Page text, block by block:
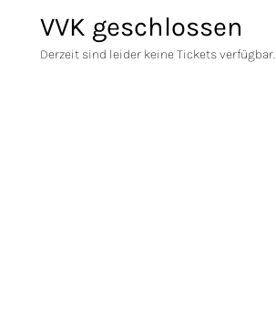
VVK geschlossen
Derzeit sind leider keine Tickets verfügbar.